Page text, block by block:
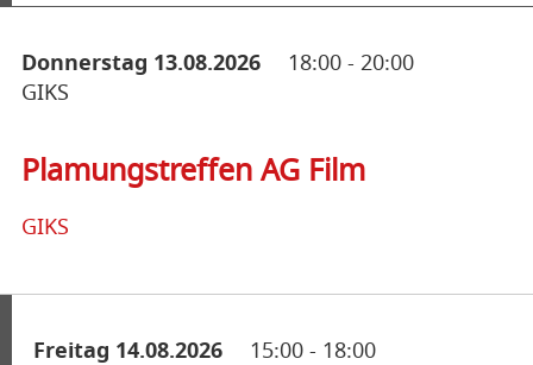
Donnerstag 13.08.2026 18:00 - 20:00
GIKS
Plamungstreffen AG Film
GIKS
Freitag 14.08.2026 15:00 - 18:00